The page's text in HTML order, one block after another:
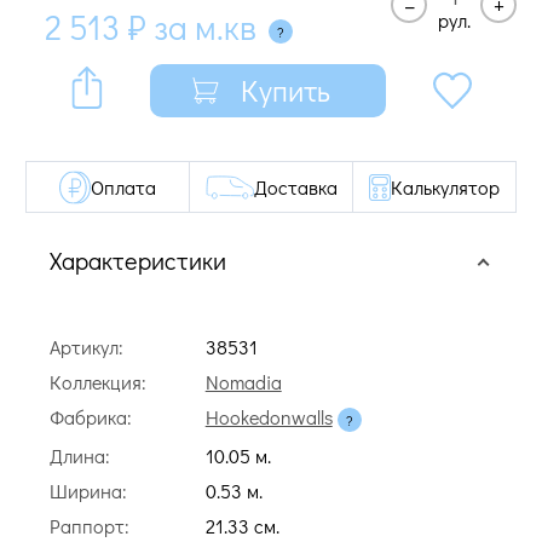
2 513 ₽ за м.кв рул.
Купить
Характеристики
Артикул:
38531
Коллекция:
Nomadia
Фабрика:
Hookedonwalls
Длина:
10.05 м.
Ширина:
0.53 м.
Раппорт:
21.33 cм.
Оплата Доставка Калькулятор